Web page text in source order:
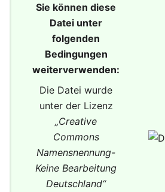
Sie können diese
Datei unter
folgenden
Bedingungen
weiterverwenden:
Die Datei wurde
unter der Lizenz
„Creative
Commons
Namensnennung-
Keine Bearbeitung
Deutschland“